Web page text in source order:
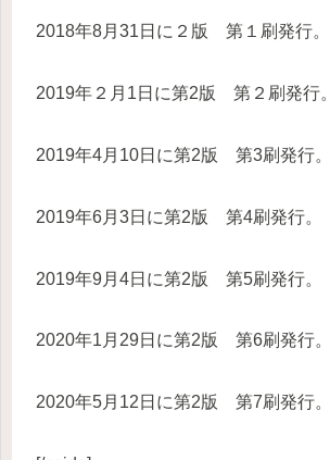
2018年8月31日に２版 第１刷発行。
2019年２月1日に第2版 第２刷発行。
2019年4月10日に第2版 第3刷発行。
2019年6月3日に第2版 第4刷発行。
2019年9月4日に第2版 第5刷発行。
2020年1月29日に第2版 第6刷発行。
2020年5月12日に第2版 第7刷発行。